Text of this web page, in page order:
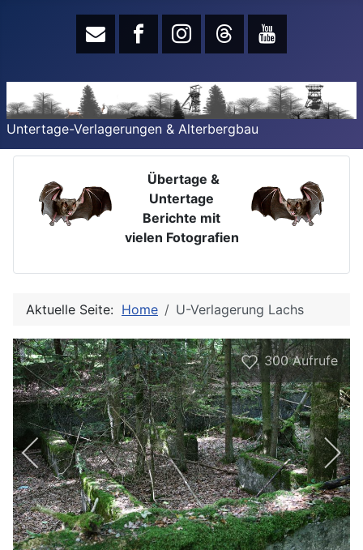
Untertage-Verlagerungen & Alterbergbau
Übertage &
Untertage
Berichte mit
vielen Fotografien
Aktuelle Seite: Home U-Verlagerung Lachs
1 300Aufrufe